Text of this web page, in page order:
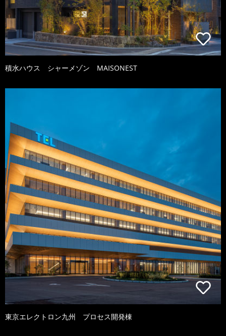
積水ハウス シャーメゾン MAISONEST
東京エレクトロン九州 プロセス開発棟